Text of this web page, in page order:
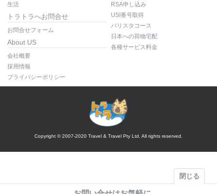
生活
トラトラへお問合せ
お問合せフォーム
About US
会社概要
採用情報
プライバシーポリシー
RSA申し込み
USI番号取得
バリスタコース
日本への荷物宅配
各種サービス料金
Copyright © 2007-2020 Travel & Travel Pty Ltd. All rights reserved.
閉じる